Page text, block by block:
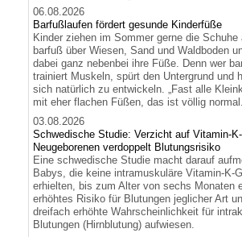
06.08.2026
Barfußlaufen fördert gesunde Kinderfüße
Kinder ziehen im Sommer gerne die Schuhe
barfuß über Wiesen, Sand und Waldboden
dabei ganz nebenbei ihre Füße. Denn wer
trainiert Muskeln, spürt den Untergrund und
sich natürlich zu entwickeln. „Fast alle
mit eher flachen Füßen, das ist völlig normal.
03.08.2026
Schwedische Studie: Verzicht auf Vitamin-
Neugeborenen verdoppelt Blutungsrisiko
Eine schwedische Studie macht darauf
Babys, die keine intramuskuläre Vitamin-K-
erhielten, bis zum Alter von sechs Monaten
erhöhtes Risiko für Blutungen jeglicher Art
dreifach erhöhte Wahrscheinlichkeit für
Blutungen (Hirnblutung) aufwiesen.